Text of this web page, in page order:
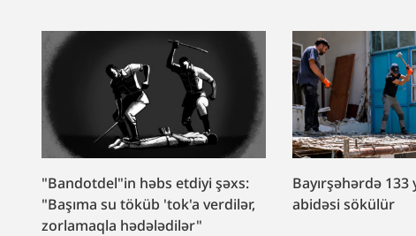
"Bandotdel"in həbs etdiyi şəxs:
"Başıma su töküb 'tok'a verdilər,
zorlamaqla hədələdilər"
Bayırşəhərdə 133
abidəsi sökülür